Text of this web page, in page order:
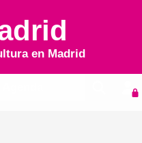
en Madrid